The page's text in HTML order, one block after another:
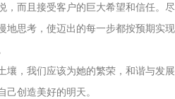
，而且接受客户的巨大希望和信任
思考，使迈出的每一步都按预期实现
壤，我们应该为她的繁荣，和谐与
创造美好的明天。